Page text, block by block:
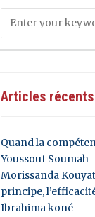
Articles récents
Quand la
Youssouf Soumah
Morissanda
principe,
Ibrahima koné